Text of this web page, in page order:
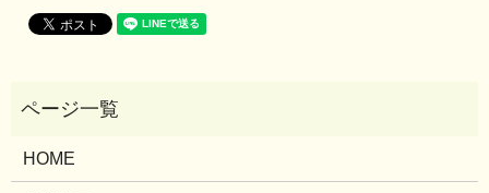
HOME